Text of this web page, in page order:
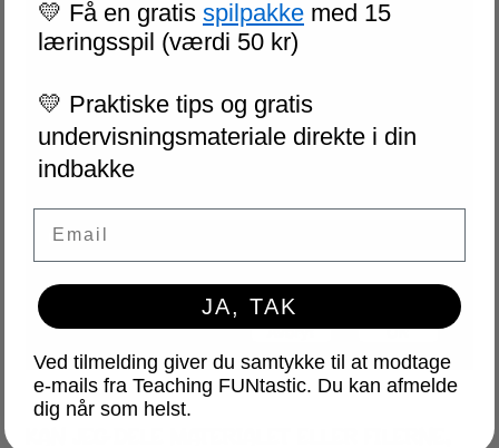
💛 Få en gratis spilpakke med 15
læringsspil (værdi 50 kr)
💛 Praktiske tips og gratis
undervisningsmateriale direkte i din
indbakke
JA, TAK
Ved tilmelding giver du samtykke til at modtage
e-mails fra Teaching FUNtastic. Du kan afmelde
dig når som helst.